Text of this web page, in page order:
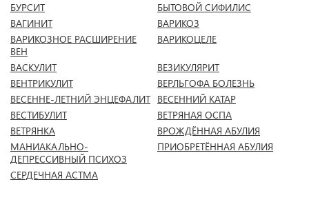
БУРСИТ
БЫТОВОЙ СИФИЛИС
ВАГИНИТ
ВАРИКОЗ
ВАРИКОЗНОЕ РАСШИРЕНИЕ
ВЕН
ВАРИКОЦЕЛЕ
ВАСКУЛИТ
ВЕЗИКУЛЯРИТ
ВЕНТРИКУЛИТ
ВЕРЛЬГОФА БОЛЕЗНЬ
ВЕСЕННЕ-ЛЕТНИЙ ЭНЦЕФАЛИТ ВЕСЕННИЙ КАТАР
ВЕСТИБУЛИТ
ВЕТРЯНАЯ ОСПА
ВЕТРЯНКА
ВРОЖДЁННАЯ АБУЛИЯ
МАНИАКАЛЬНО-
ДЕПРЕССИВНЫЙ ПСИХОЗ
ПРИОБРЕТЁННАЯ АБУЛИЯ
СЕРДЕЧНАЯ АСТМА